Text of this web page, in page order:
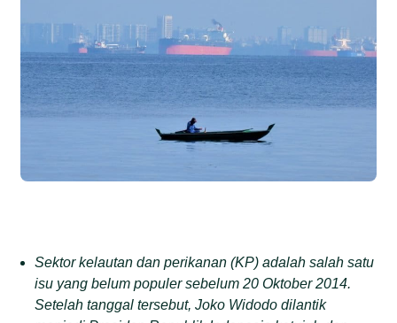
Sektor kelautan dan perikanan (KP) adalah salah satu
isu yang belum populer sebelum 20 Oktober 2014.
Setelah tanggal tersebut, Joko Widodo dilantik